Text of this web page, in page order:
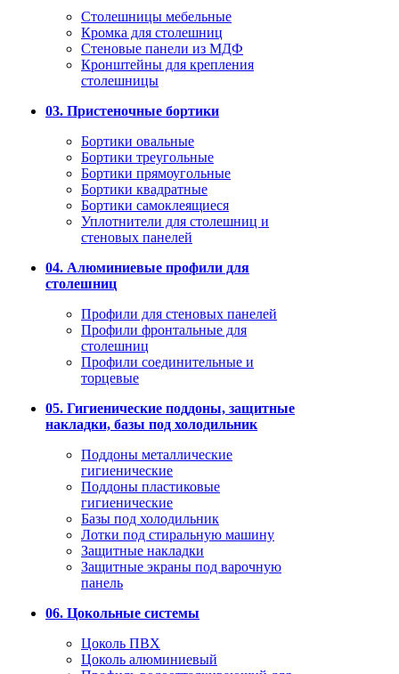
Столешницы мебельные
Кромка для столешниц
Стеновые панели из МДФ
Кронштейны для крепления
столешницы
03. Пристеночные бортики
Бортики овальные
Бортики треугольные
Бортики прямоугольные
Бортики квадратные
Бортики самоклеящиеся
Уплотнители для столешниц и
стеновых панелей
04. Алюминиевые профили для
столешниц
Профили для стеновых панелей
Профили фронтальные для
столешниц
Профили соединительные и
торцевые
05. Гигиенические поддоны, защитные
накладки, базы под холодильник
Поддоны металлические
гигиенические
Поддоны пластиковые
гигиенические
Базы под холодильник
Лотки под стиральную машину
Защитные накладки
Защитные экраны под варочную
панель
06. Цокольные системы
Цоколь ПВХ
Цоколь алюминиевый